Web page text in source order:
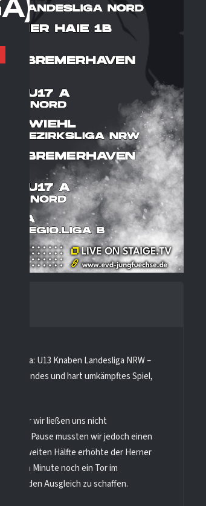
Liga: U13 Knaben Landesliga NRW –
und hart umkämpftes Spiel,
aber wir ließen uns nicht
der Pause mussten wir jedoch einen
der zweiten Hälfte erhöhte der Herner
letzten Minute noch ein Tor im
um den Ausgleich zu schaffen.